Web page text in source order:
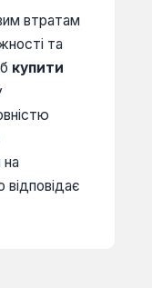
втратам
та
купити